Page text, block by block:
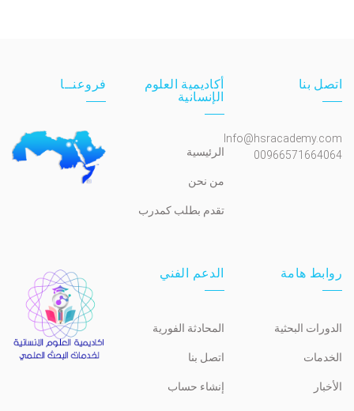
اتصل بنا
Info@hsracademy.com
00966571664064
أكاديمية العلوم
الإنسانية
الرئيسية
من نحن
تقدم بطلب كمدرب
فروعنــا
روابط هامة
الدورات البحثية
الخدمات
الأخبار
الدعم الفني
المحادثة الفورية
اتصل بنا
إنشاء حساب